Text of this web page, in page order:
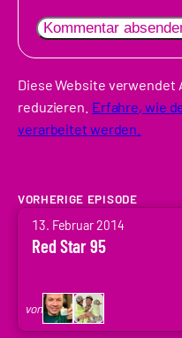
Diese Website verwendet
reduzieren. Erfahre, wie
verarbeitet werden.
VORHERIGE EPISODE
13. Februar 2014
Red Star 95
von
von
Arne
Codenaga,
Holger